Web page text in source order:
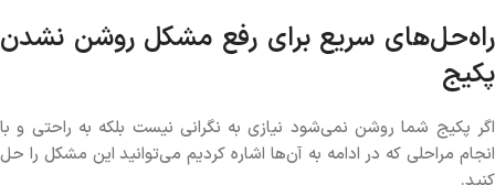
راه‌حل‌های سریع برای رفع مشکل روشن نشدن
پکیج
اگر پکیج شما روشن نمی‌شود نیازی به نگرانی نیست بلکه به راحتی و با
انجام مراحلی که در ادامه به آن‌ها اشاره کردیم می‌توانید این مشکل را حل